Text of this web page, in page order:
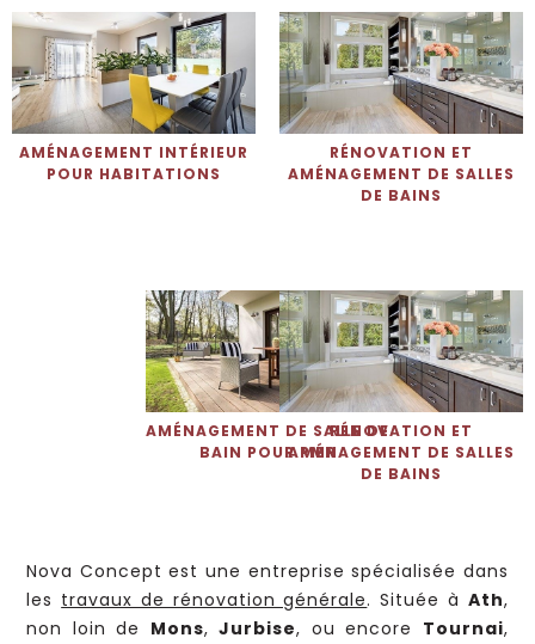
AMÉNAGEMENT INTÉRIEUR
POUR HABITATIONS
RÉNOVATION ET
AMÉNAGEMENT DE SALLES
DE BAINS
AMÉNAGEMENT DE SALLE DE
BAIN POUR PMR
RÉNOVATION ET
AMÉNAGEMENT DE SALLES
DE BAINS
Nova Concept est une entreprise spécialisée dans
les travaux de rénovation générale. Située à Ath,
non loin de Mons,Jurbise, ou encore Tournai,